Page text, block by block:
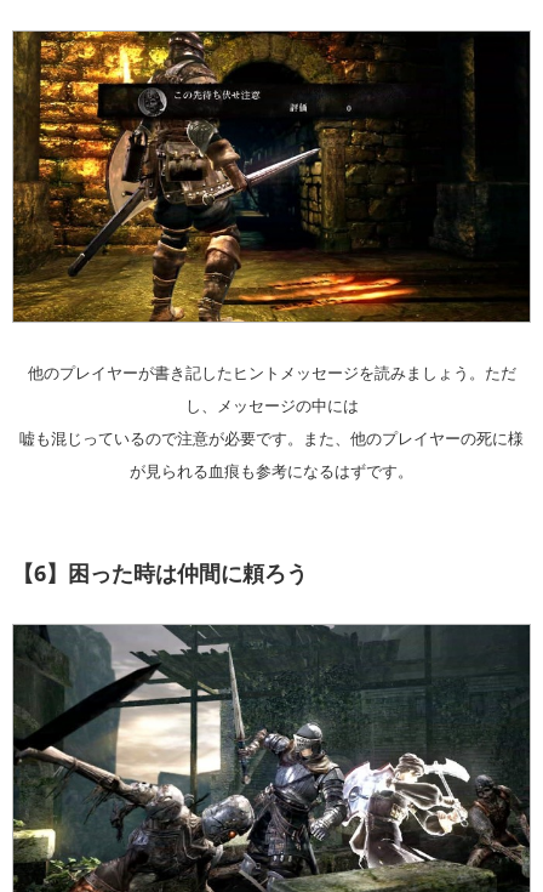
他のプレイヤーが書き記したヒントメッセージを読みましょう。ただ
し、メッセージの中には
嘘も混じっているので注意が必要です。また、他のプレイヤーの死に様
が見られる血痕も参考になるはずです。
【6】困った時は仲間に頼ろう